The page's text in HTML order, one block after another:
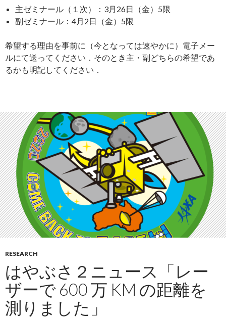
主ゼミナール（１次）：3月26日（金）5限
副ゼミナール：4月2日（金）5限
希望する理由を事前に（今となっては速やかに）電子メー
ルにて送ってください．そのとき主・副どちらの希望であ
るかも明記してください．
RESEARCH
はやぶさ２ニュース「レー
ザーで 600 万 KM の距離を
測りました」